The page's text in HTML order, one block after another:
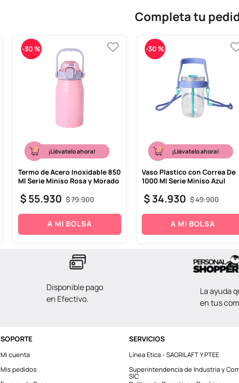
Completa tu
-30 %
¡Llévatelo ahora!
Termo de Acero Inoxidable 850
Ml Serie Miniso Rosa y Morado
$79.900
$55.930
A MI BOLSA
-30 %
¡Llévatelo ahora!
Vaso Plastico con Correa De
1000 Ml Serie Miniso Azul
$49.900
$34.930
A MI BOLSA
Disponible pago
en Efectivo.
La ayuda
en tus
SOPORTE
Mi cuenta
Mis pedidos
SERVICIOS
Línea Etica - SAGRILAFT Y PTEE
Superintendencia de Industria y
SIC